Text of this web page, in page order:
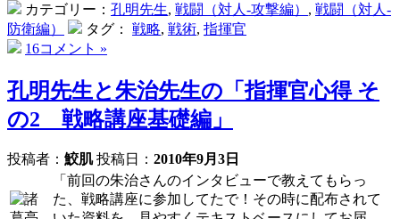
カテゴリー： 孔明先生, 戦闘（対人-攻撃編） , 戦闘（対人-
防衛編）
タグ： 戦略, 戦術, 指揮官
16コメント »
孔明先生と朱治先生の「指揮官心得 そ
の2 戦略講座基礎編」
投稿者： 鮫肌投稿日： 2010年9月3日
「前回の朱治さんのインタビューで教えてもらっ
た、戦略講座に参加してたで！その時に配布されて